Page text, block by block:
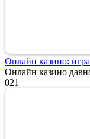
Онлайн казино:
Онлайн казино
021